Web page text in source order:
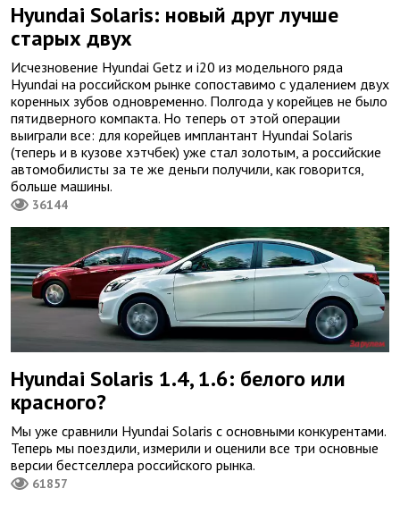
Hyundai Solaris: новый друг лучше
старых двух
Исчезновение Hyundai Getz и i20 из модельного ряда
Hyundai на российском рынке сопоставимо с удалением двух
коренных зубов одновременно. Полгода у корейцев не было
пятидверного компакта. Но теперь от этой операции
выиграли все: для корейцев имплантант Hyundai Solaris
(теперь и в кузове хэтчбек) уже стал золотым, а российские
автомобилисты за те же деньги получили, как говорится,
больше машины.
36144
Hyundai Solaris 1.4, 1.6: белого или
красного?
Мы уже сравнили Hyundai Solaris с основными конкурентами.
Теперь мы поездили, измерили и оценили все три основные
версии бестселлера российского рынка.
61857